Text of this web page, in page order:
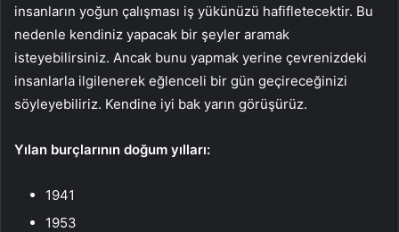
insanların yoğun çalışması iş yükünüzü hafifletecektir. Bu
nedenle kendiniz yapacak bir şeyler aramak
isteyebilirsiniz. Ancak bunu yapmak yerine çevrenizdeki
insanlarla ilgilenerek eğlenceli bir gün geçireceğinizi
söyleyebiliriz. Kendine iyi bak yarın görüşürüz.
Yılan burçlarının doğum yılları:
1941
1953